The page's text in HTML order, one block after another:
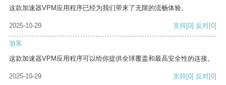
这款加速器VPM应用程序已经为我们带来了无限的流畅体验。
2025-10-29 支持[0] 反对[0]
游客
这款加速器VPM应用程序可以给你提供全球覆盖和最高安全性的连接。
2025-10-29 支持[0] 反对[0]